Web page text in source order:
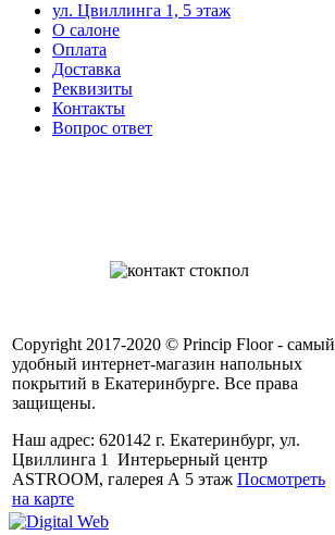
ул. Цвиллинга 1, 5 этаж
О салоне
Оплата
Доставка
Реквизиты
Контакты
Вопрос ответ
Copyright 2017-2020 © Princip Floor - самый
удобный интернет-магазин напольных
покрытий в Екатеринбурге. Все права
защищены.
Наш адрес: 620142 г. Екатеринбург, ул.
Цвиллинга 1 Интерьерный центр
ASTROOM, галерея А 5 этаж Посмотреть
на карте